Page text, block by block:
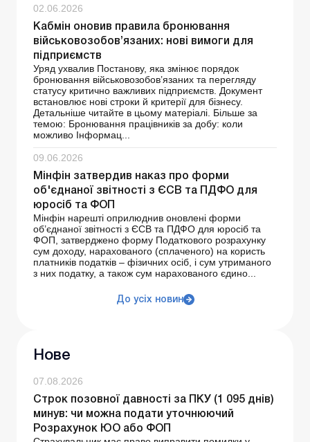
02.06.2026
Кабмін оновив правила бронювання
військовозобов’язаних: нові вимоги для
підприємств
Уряд ухвалив Постанову, яка змінює порядок
бронювання військовозобов’язаних та перегляду
статусу критично важливих підприємств. Документ
встановлює нові строки й критерії для бізнесу.
Детальніше читайте в цьому матеріалі. Більше за
темою: Бронювання працівників за добу: коли
можливо Інформац...
09.06.2026
Мінфін затвердив наказ про форми
об'єднаної звітності з ЄСВ та ПДФО для
юросіб та ФОП
Мінфін нарешті оприлюднив оновлені форми
об’єднаної звітності з ЄСВ та ПДФО для юросіб та
ФОП, затверджено форму Податкового розрахунку
сум доходу, нарахованого (сплаченого) на користь
платників податків – фізичних осіб, і сум утриманого
з них податку, а також сум нарахованого єдино...
До усіх новин
Нове
07.08.2026
Строк позовної давності за ПКУ (1 095 днів)
минув: чи можна подати уточнюючий
Розрахунок ЮО або ФОП